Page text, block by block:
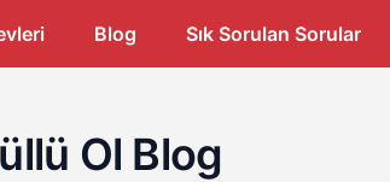
Blog Sık Sorulan Sorular
Ol Blog